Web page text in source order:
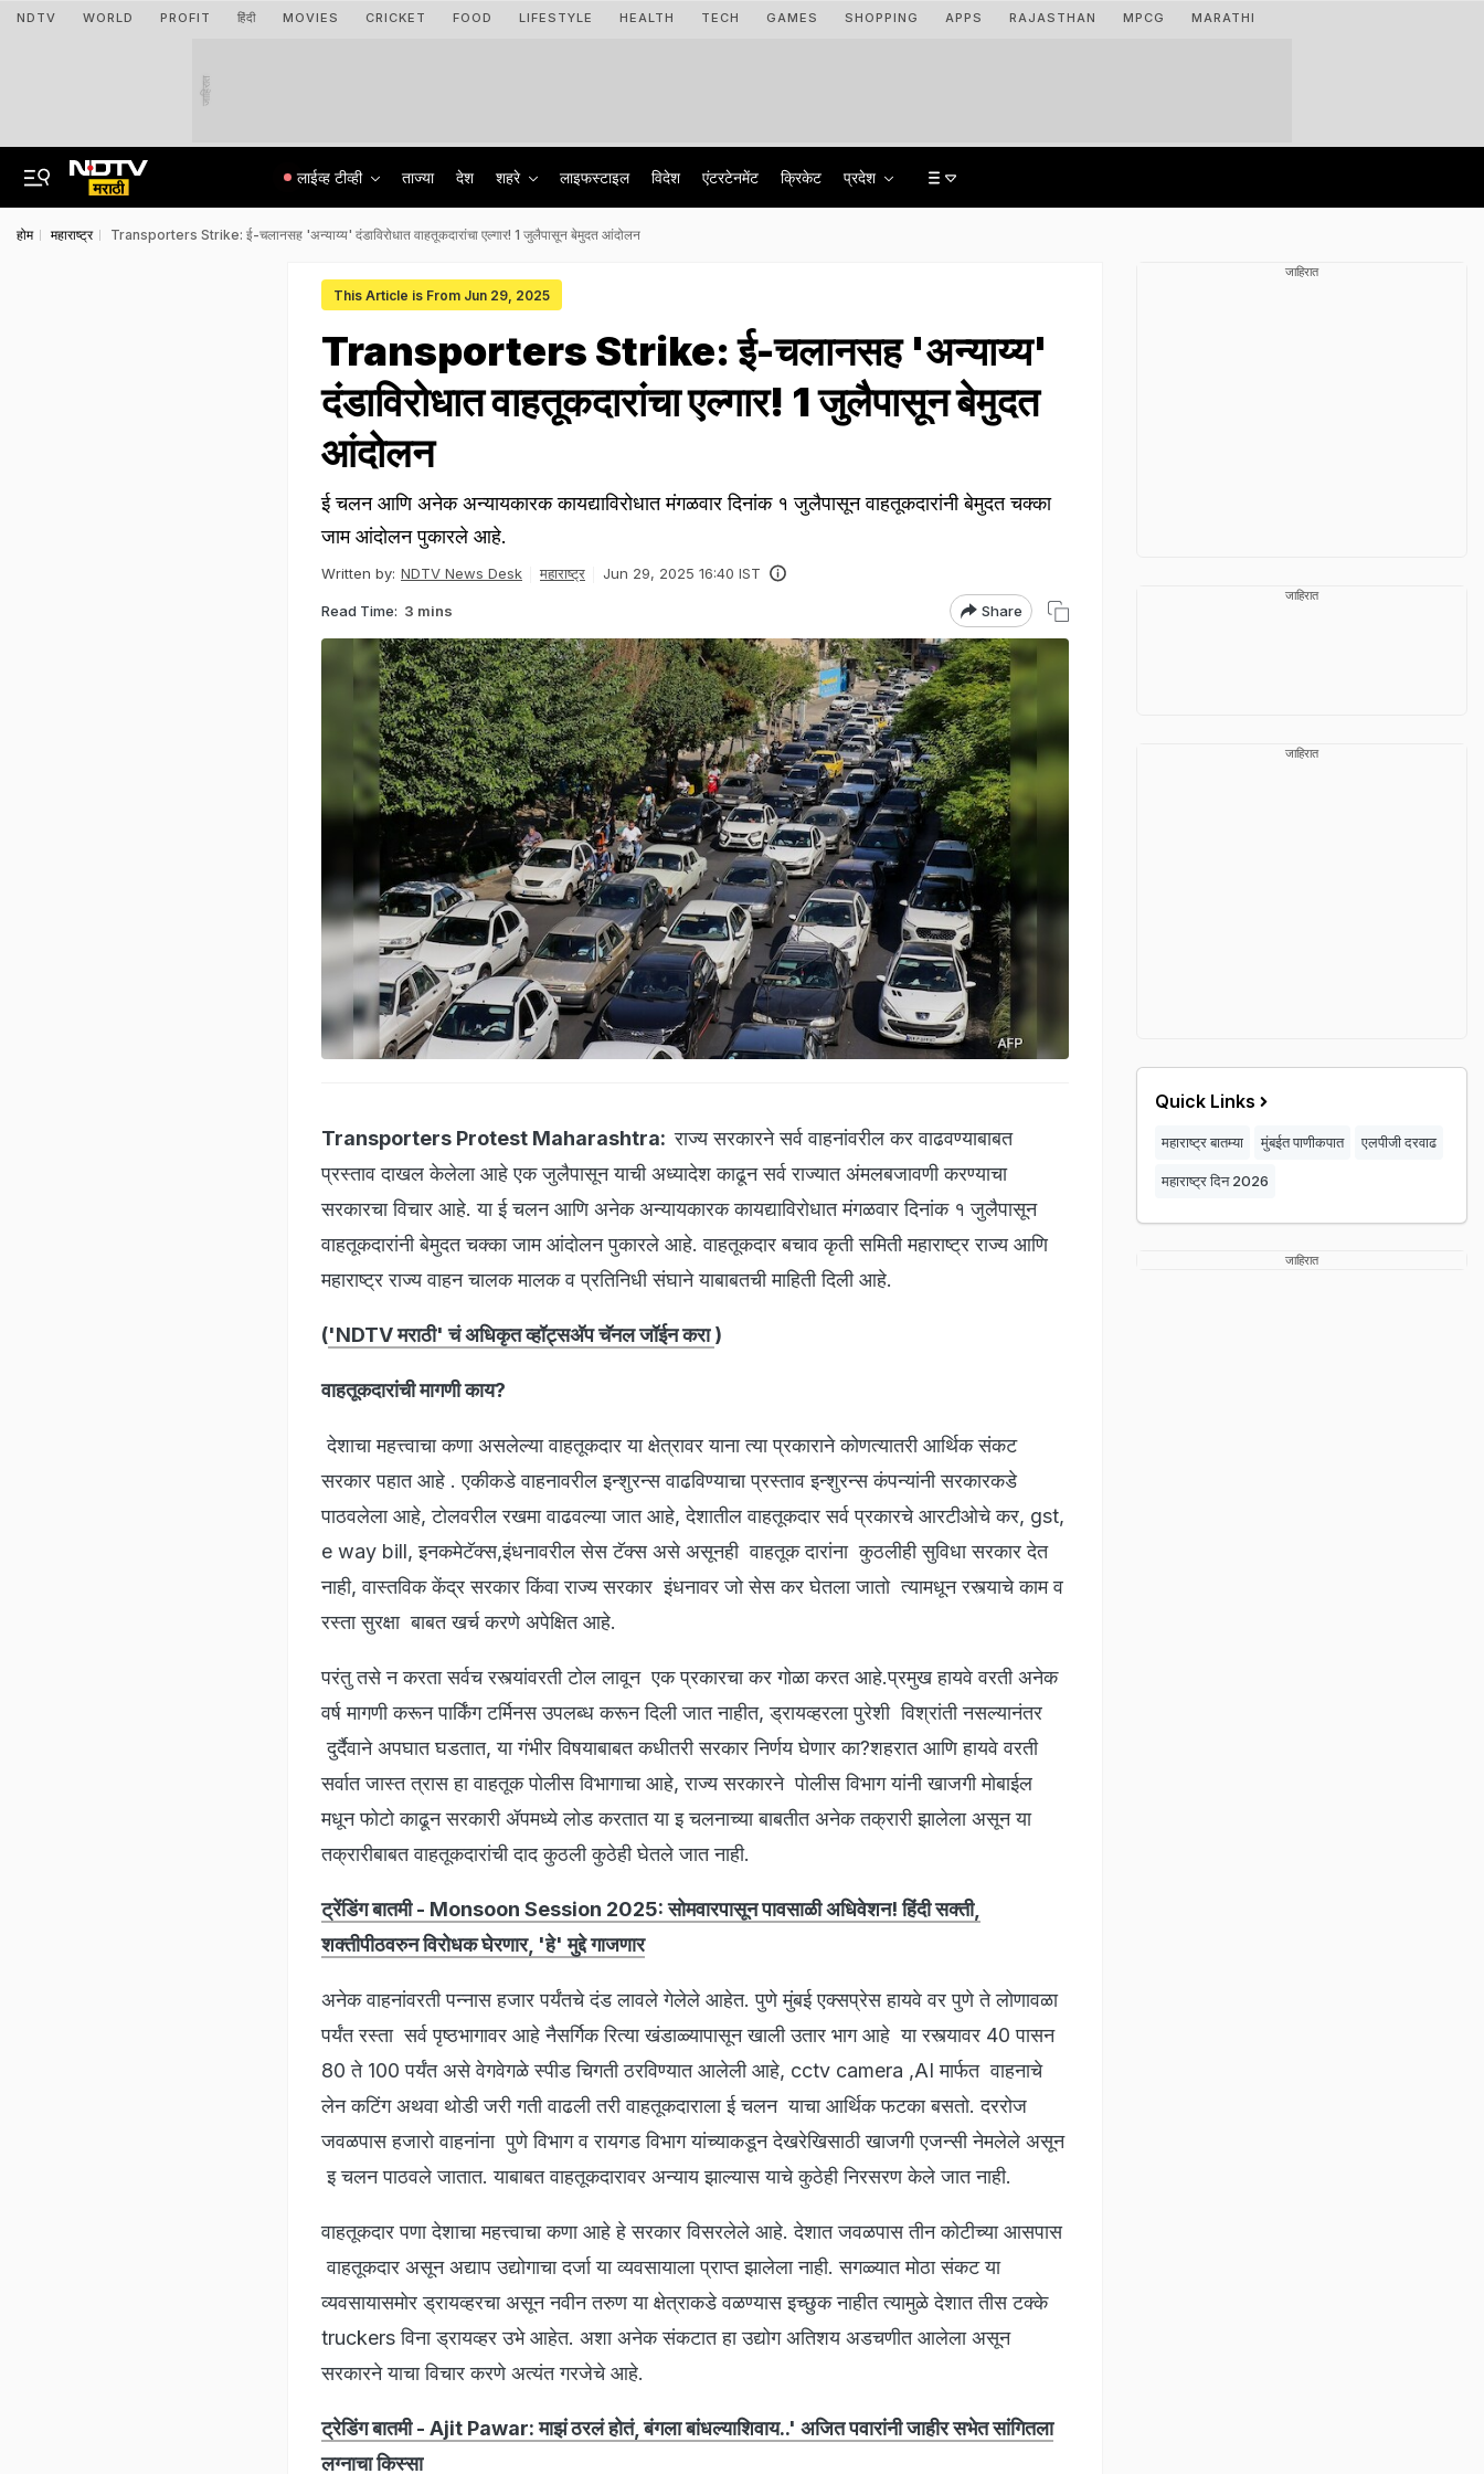
NDTV WORLD PROFIT हिंदी MOVIES CRICKET FOOD LIFESTYLE HEALTH TECH GAMES SHOPPING APPS RAJASTHAN MPCG MARATHI
जाहिरात
लाईव्ह टीव्ही ताज्या देश शहरे लाइफस्टाइल विदेश एंटरटेनमेंट क्रिकेट प्रदेश
होम महाराष्ट्र Transporters Strike: ई-चलानसह 'अन्याय्य' दंडाविरोधात वाहतूकदारांचा एल्गार! 1 जुलैपासून बेमुदत आंदोलन
This Article is From Jun 29, 2025
Transporters Strike: ई-चलानसह 'अन्याय्य'
दंडाविरोधात वाहतूकदारांचा एल्गार! 1 जुलैपासून बेमुदत
आंदोलन
ई चलन आणि अनेक अन्यायकारक कायद्याविरोधात मंगळवार दिनांक १ जुलैपासून वाहतूकदारांनी बेमुदत चक्का
जाम आंदोलन पुकारले आहे.
Written by: NDTV News Desk महाराष्ट्र Jun 29, 2025 16:40 IST
Read Time: 3 mins Share
Transporters Protest Maharashtra:राज्य सरकारने सर्व वाहनांवरील कर वाढवण्याबाबत
प्रस्ताव दाखल केलेला आहे एक जुलैपासून याची अध्यादेश काढून सर्व राज्यात अंमलबजावणी करण्याचा
सरकारचा विचार आहे. या ई चलन आणि अनेक अन्यायकारक कायद्याविरोधात मंगळवार दिनांक १ जुलैपासून
वाहतूकदारांनी बेमुदत चक्का जाम आंदोलन पुकारले आहे. वाहतूकदार बचाव कृती समिती महाराष्ट्र राज्य आणि
महाराष्ट्र राज्य वाहन चालक मालक व प्रतिनिधी संघाने याबाबतची माहिती दिली आहे.
('NDTV मराठी' चं अधिकृत व्हॉट्सअ‍ॅप चॅनल जॉईन करा)
वाहतूकदारांची मागणी काय?
देशाचा महत्त्वाचा कणा असलेल्या वाहतूकदार या क्षेत्रावर याना त्या प्रकाराने कोणत्यातरी आर्थिक संकट
सरकार पहात आहे . एकीकडे वाहनावरील इन्शुरन्स वाढविण्याचा प्रस्ताव इन्शुरन्स कंपन्यांनी सरकारकडे
पाठवलेला आहे, टोलवरील रखमा वाढवल्या जात आहे, देशातील वाहतूकदार सर्व प्रकारचे आरटीओचे कर, gst,
e way bill, इनकमेटॅक्स,इंधनावरील सेस टॅक्स असे असूनही वाहतूक दारांना कुठलीही सुविधा सरकार देत
नाही, वास्तविक केंद्र सरकार किंवा राज्य सरकार इंधनावर जो सेस कर घेतला जातो त्यामधून रस्त्याचे काम व
रस्ता सुरक्षा बाबत खर्च करणे अपेक्षित आहे.
परंतु तसे न करता सर्वच रस्त्यांवरती टोल लावून एक प्रकारचा कर गोळा करत आहे.प्रमुख हायवे वरती अनेक
वर्ष मागणी करून पार्किंग टर्मिनस उपलब्ध करून दिली जात नाहीत, ड्रायव्हरला पुरेशी विश्रांती नसल्यानंतर
दुर्दैवाने अपघात घडतात, या गंभीर विषयाबाबत कधीतरी सरकार निर्णय घेणार का?शहरात आणि हायवे वरती
सर्वात जास्त त्रास हा वाहतूक पोलीस विभागाचा आहे, राज्य सरकारने पोलीस विभाग यांनी खाजगी मोबाईल
मधून फोटो काढून सरकारी ॲपमध्ये लोड करतात या इ चलनाच्या बाबतीत अनेक तक्रारी झालेला असून या
तक्रारीबाबत वाहतूकदारांची दाद कुठली कुठेही घेतले जात नाही.
ट्रेंडिंग बातमी - Monsoon Session 2025: सोमवारपासून पावसाळी अधिवेशन! हिंदी सक्ती,
शक्तीपीठवरुन विरोधक घेरणार, 'हे' मुद्दे गाजणार
अनेक वाहनांवरती पन्नास हजार पर्यंतचे दंड लावले गेलेले आहेत. पुणे मुंबई एक्सप्रेस हायवे वर पुणे ते लोणावळा
पर्यंत रस्ता सर्व पृष्ठभागावर आहे नैसर्गिक रित्या खंडाळ्यापासून खाली उतार भाग आहे या रस्त्यावर 40 पासन
80 ते 100 पर्यंत असे वेगवेगळे स्पीड चिगती ठरविण्यात आलेली आहे, cctv camera ,AI मार्फत वाहनाचे
लेन कटिंग अथवा थोडी जरी गती वाढली तरी वाहतूकदाराला ई चलन याचा आर्थिक फटका बसतो. दररोज
जवळपास हजारो वाहनांना पुणे विभाग व रायगड विभाग यांच्याकडून देखरेखिसाठी खाजगी एजन्सी नेमलेले असून
इ चलन पाठवले जातात. याबाबत वाहतूकदारावर अन्याय झाल्यास याचे कुठेही निरसरण केले जात नाही.
वाहतूकदार पणा देशाचा महत्त्वाचा कणा आहे हे सरकार विसरलेले आहे. देशात जवळपास तीन कोटीच्या आसपास
वाहतूकदार असून अद्याप उद्योगाचा दर्जा या व्यवसायाला प्राप्त झालेला नाही. सगळ्यात मोठा संकट या
व्यवसायासमोर ड्रायव्हरचा असून नवीन तरुण या क्षेत्राकडे वळण्यास इच्छुक नाहीत त्यामुळे देशात तीस टक्के
truckers विना ड्रायव्हर उभे आहेत. अशा अनेक संकटात हा उद्योग अतिशय अडचणीत आलेला असून
सरकारने याचा विचार करणे अत्यंत गरजेचे आहे.
ट्रेडिंग बातमी - Ajit Pawar: माझं ठरलं होतं, बंगला बांधल्याशिवाय..' अजित पवारांनी जाहीर सभेत सांगितला
लग्नाचा किस्सा
जाहिरात
जाहिरात
जाहिरात
Quick Links
महाराष्ट्र बातम्या मुंबईत पाणीकपात एलपीजी दरवाढ
महाराष्ट्र दिन 2026
जाहिरात